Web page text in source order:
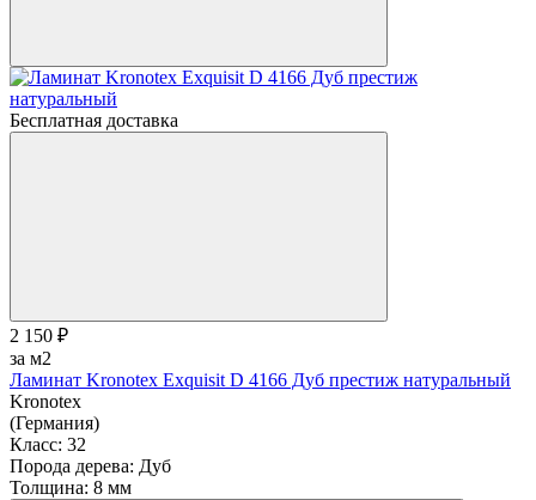
Бесплатная доставка
2 150 ₽
за м2
Ламинат Kronotex Exquisit D 4166 Дуб престиж натуральный
Kronotex
(Германия)
Класс: 32
Порода дерева: Дуб
Толщина: 8 мм